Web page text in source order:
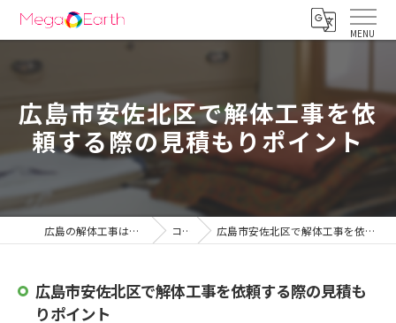
広島市安佐北区で解体工事を依
頼する際の見積もりポイント
広島の解体工事は株式会社メガアース コラム 広島市安佐北区で解体工事を依頼する際の見積もりポイント
広島市安佐北区で解体工事を依頼する際の見積も
りポイント